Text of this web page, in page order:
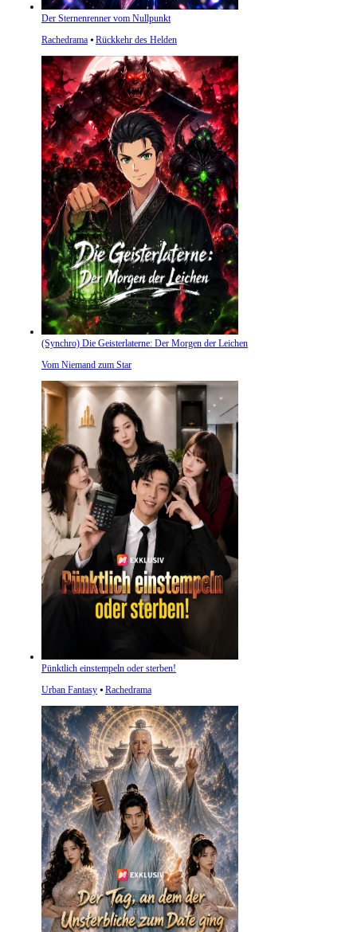
Der Sternenrenner vom Nullpunkt
Rachedrama ⦁ Rückkehr des Helden
(Synchro) Die Geisterlaterne: Der Morgen der Leichen
Vom Niemand zum Star
Pünktlich einstempeln oder sterben!
Urban Fantasy ⦁ Rachedrama